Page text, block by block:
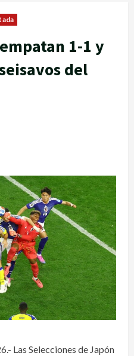
1-1 y
del
Las Selecciones de Japón